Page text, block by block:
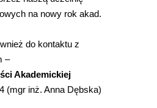
na nowy rok akad.
do kontaktu z
–
Akademickiej
(mgr inż. Anna Dębska)